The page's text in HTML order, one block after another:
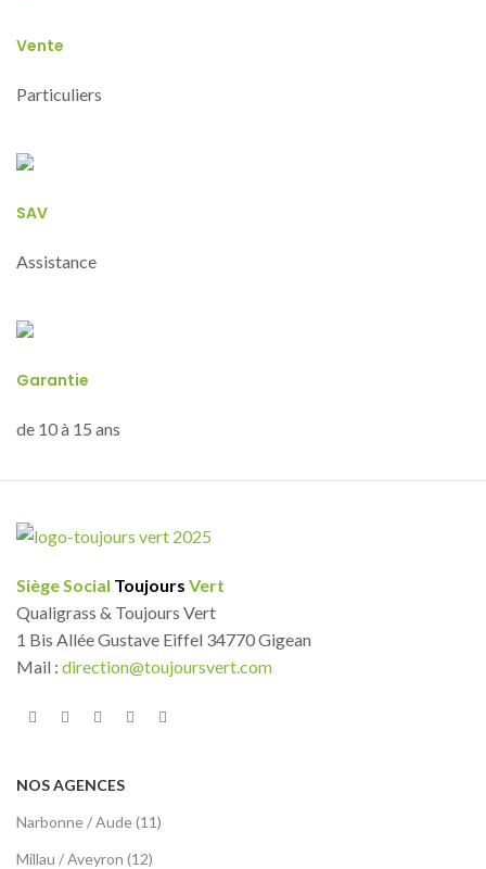
Vente
Particuliers
SAV
Assistance
Garantie
de 10 à 15 ans
Siège Social Toujours Vert
Qualigrass & Toujours Vert
1 Bis Allée Gustave Eiffel 34770 Gigean
Mail : direction@toujoursvert.com
NOS AGENCES
Narbonne / Aude (11)
Millau / Aveyron (12)